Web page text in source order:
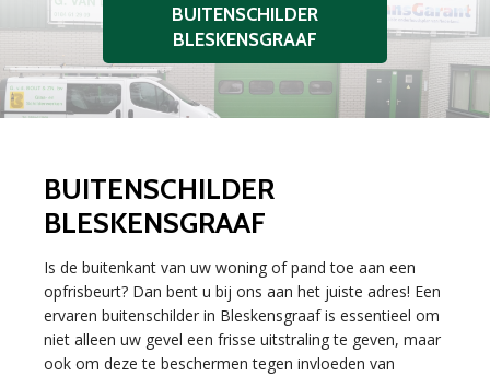
BUITENSCHILDER
BLESKENSGRAAF
BUITENSCHILDER
BLESKENSGRAAF
Is de buitenkant van uw woning of pand toe aan een
opfrisbeurt? Dan bent u bij ons aan het juiste adres! Een
ervaren buitenschilder in Bleskensgraaf is essentieel om
niet alleen uw gevel een frisse uitstraling te geven, maar
ook om deze te beschermen tegen invloeden van